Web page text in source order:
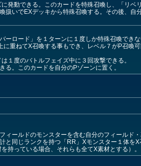
発動できる。このカードを特殊召喚し、「リベ
扱いでEXデッキから特殊召喚する。その後、自
ロード」を１ターンに１度しか特殊召喚できな
重ねてX召喚する事もでき、レベル７がP召喚
１度のバトルフェイズ中に３回攻撃できる。
。このカードを自分のPゾーンに置く。
ールドのモンスターを含む自分のフィールド
と同じランクを持つ「RR」Xモンスター１体を
持っている場合、それらも全てX素材とする）。